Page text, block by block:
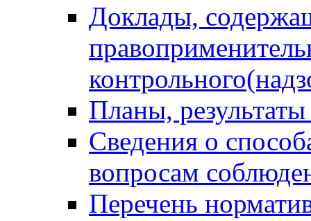
Доклады,
Планы,
Сведения о
вопросам
Перечень